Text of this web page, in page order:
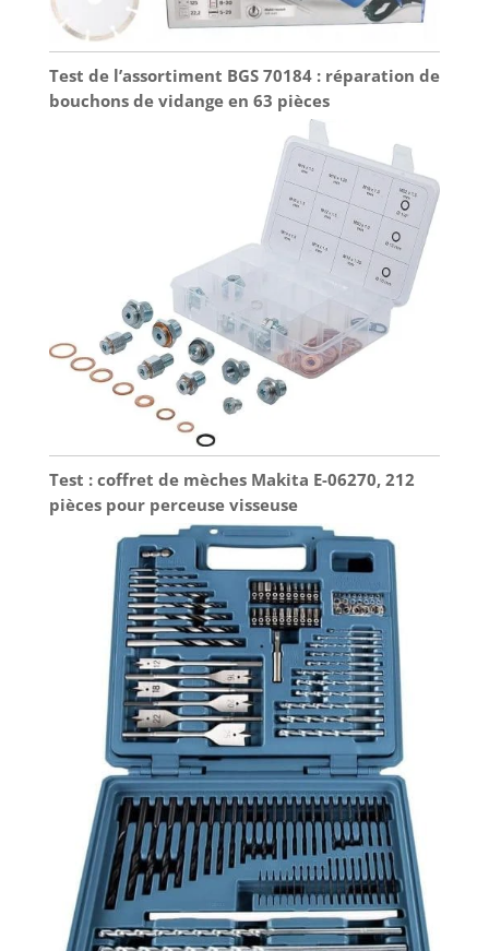
Test de l’assortiment BGS 70184 : réparation de
bouchons de vidange en 63 pièces
Test : coffret de mèches Makita E-06270, 212
pièces pour perceuse visseuse